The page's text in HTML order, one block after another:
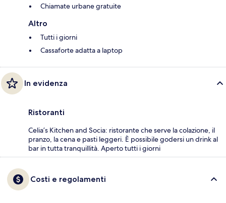
Chiamate urbane gratuite
Altro
Tutti i giorni
Cassaforte adatta a laptop
In evidenza
Ristoranti
Celia’s Kitchen and Socia: ristorante che serve la colazione, il
pranzo, la cena e pasti leggeri. È possibile godersi un drink al
bar in tutta tranquillità. Aperto tutti i giorni
Costi e regolamenti